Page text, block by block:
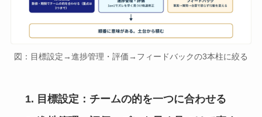
図：目標設定→進捗管理・評価→フィードバックの3本柱に絞る
目標設定：チームの的を一つに合わせる